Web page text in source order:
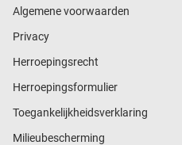
Algemene voorwaarden
Privacy
Herroepingsrecht
Herroepingsformulier
Toegankelijkheidsverklaring
Milieubescherming